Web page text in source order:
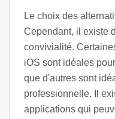
Le choix des
Cependant, il existe
convivialité.
iOS sont idéales
que d'autres sont
professionnelle. Il
applications qui